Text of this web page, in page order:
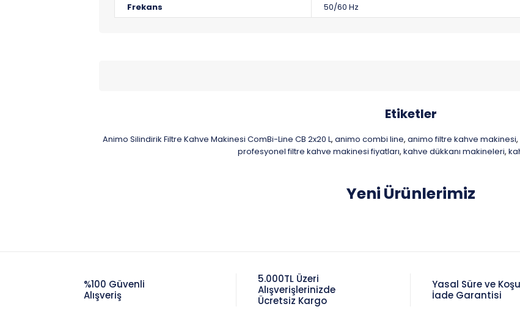
Frekans
50/60 Hz
Etiketler
Animo Silindirik Filtre Kahve Makinesi ComBi-Line CB 2x20 L, animo combi line, animo filtre kahve makinesi,
profesyonel filtre kahve makinesi fiyatları, kahve dükkanı makineleri,
Yeni Ürünlerimiz
%100 Güvenli
Alışveriş
5.000TL Üzeri
Alışverişlerinizde
Ücretsiz Kargo
Yasal Süre ve
İade Garantisi